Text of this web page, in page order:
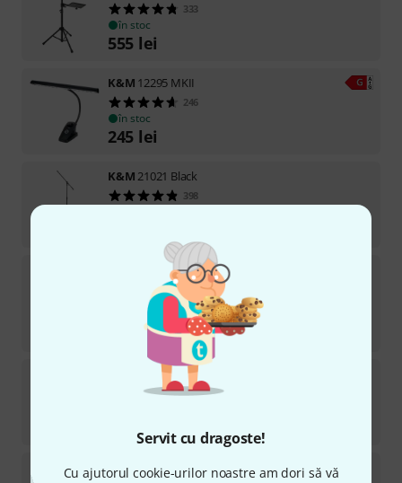
Servit cu dragoste!
Cu ajutorul cookie-urilor noastre am dori să vă
333
în stoc
555 lei
K&M 12295 MKII
246
în stoc
245 lei
K&M 21021 Black
398
16022 Universal Drink Holder
904
TOP SELLER
în stoc
lei
26735 Speaker Stand
150
K&M Fix´n Clip